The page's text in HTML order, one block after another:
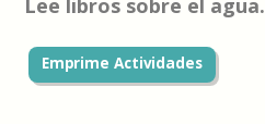
Lee libros sobre el agua.
Emprime Actividades